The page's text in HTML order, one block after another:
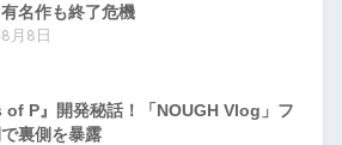
名作も終了危機
月8日
of P』開発秘話！「NOUGH Vlog」フ
裏側を暴露